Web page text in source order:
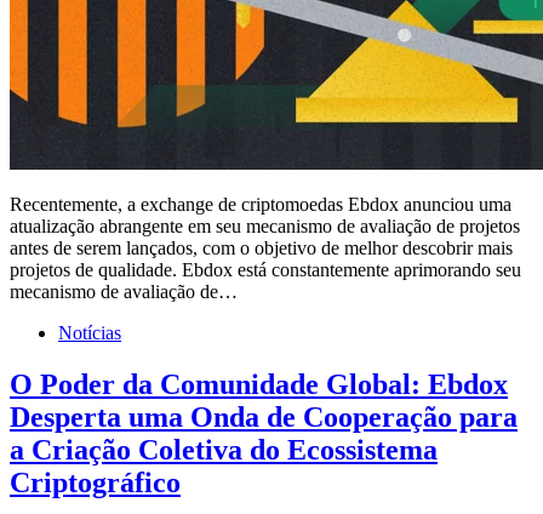
Recentemente, a exchange de criptomoedas Ebdox anunciou uma
atualização abrangente em seu mecanismo de avaliação de projetos
antes de serem lançados, com o objetivo de melhor descobrir mais
projetos de qualidade. Ebdox está constantemente aprimorando seu
mecanismo de avaliação de…
Notícias
O Poder da Comunidade Global: Ebdox
Desperta uma Onda de Cooperação para
a Criação Coletiva do Ecossistema
Criptográfico